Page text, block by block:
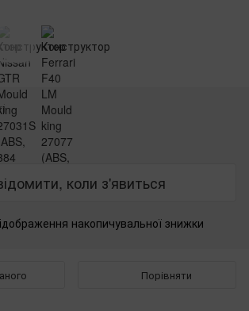
коли з'явиться
накопичувальної знижки
Порівняти